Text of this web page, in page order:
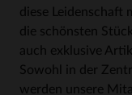
diese Leidenschaft
die schönsten
auch exklusive
Sowohl in der
werden unsere